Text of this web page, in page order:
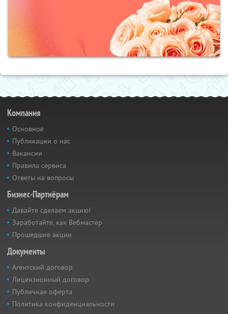
Компания
Основное
Публикации о нас
Вакансии
Правила сервиса
Ответы на вопросы
Бизнес-Партнёрам
Давайте сделаем акцию!
Заработайте, как Вебмастер
Прошедшие акции
Документы
Агентский договор
Лицензионный договор
Публичная оферта
Политика конфиденциальности